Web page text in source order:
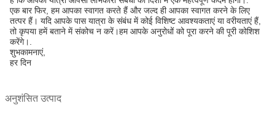
एक बार फिर, हम आपका स्वागत करते हैं और जल्द ही आपका स्वागत करने के लिए
तत्पर हैं। यदि आपके पास यात्रा के संबंध में कोई विशिष्ट आवश्यकताएं या वरीयताएं हैं,
तो कृपया हमें बताने में संकोच न करें।हम आपके अनुरोधों को पूरा करने की पूरी कोशिश
करेंगे।.
शुभकामनाएं,
हर दिन
अनुशंसित उत्पाद